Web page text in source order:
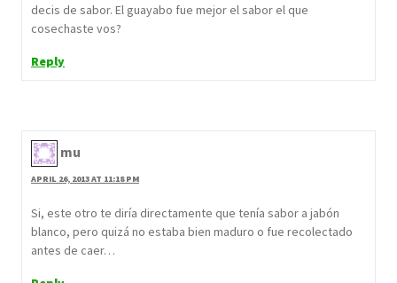
decis de sabor. El guayabo fue mejor el sabor el que
cosechaste vos?
Reply
mu
APRIL 26, 2013 AT 11:18 PM
Si, este otro te diría directamente que tenía sabor a jabón
blanco, pero quizá no estaba bien maduro o fue recolectado
antes de caer…